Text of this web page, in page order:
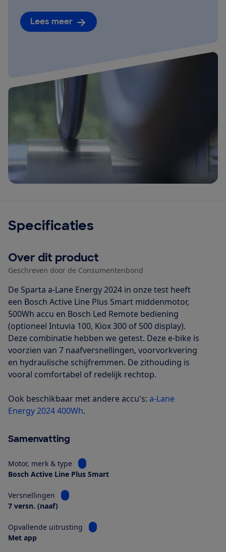
Lees meer
Specificaties
Over dit product
Geschreven door de Consumentenbond
De Sparta a-Lane Energy 2024 in onze test heeft
een Bosch Active Line Plus Smart middenmotor,
500Wh accu en Bosch Led Remote bediening
(optioneel Intuvia 100, Kiox 300 of 500 display).
Deze combinatie hebben we getest. Deze e-bike is
voorzien van 7 naafversnellingen, voorvorkvering
en hydraulische schijfremmen. De zithouding is
vooral comfortabel of redelijk rechtop.
Ook beschikbaar met andere accu's: a-Lane
Energy 2024 400Wh.
Samenvatting
Motor, merk & type
Bekijk informatie voor Motor, merk & type
Bosch Active Line Plus Smart
Versnellingen
Bekijk informatie voor Versnellingen
7 versn. (naaf)
Opvallende uitrusting
Bekijk informatie voor Opvallende
Met app